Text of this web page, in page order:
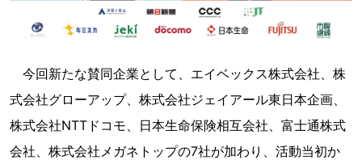
今回新たな賛同企業として、エイベックス株式会社、株
式会社グローアップ、株式会社ジェイアール東日本企画、
株式会社NTTドコモ、日本生命保険相互会社、富士通株式
会社、株式会社メガネトップの7社が加わり、活動当初か